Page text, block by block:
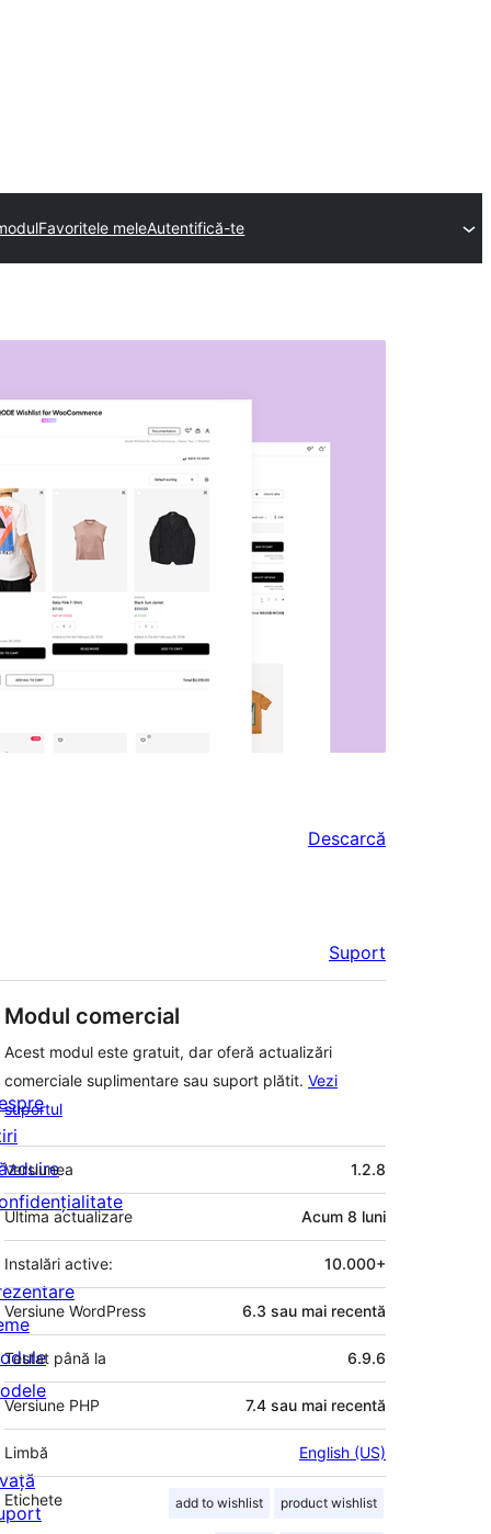
Favoritele meleAutentifică-te
Descarcă
Suport
Modul comercial
Acest modul este gratuit, dar oferă actualizări
comerciale suplimentare sau suport plătit. Vezi
suportul
Meta
Versiunea 1.2.8
Ultima actualizare Acum 8 luni
Instalări active: 10.000+
Versiune WordPress 6.3 sau mai recentă
Testat până la 6.9.6
Versiune PHP 7.4 sau mai recentă
Limbă English (US)
Etichete add to wishlist product wishlist